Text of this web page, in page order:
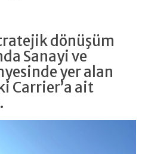
dönüşüm
Sanayi ve
yer alan
Carrier’a ait